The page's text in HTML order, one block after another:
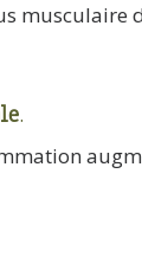
musculaire
.